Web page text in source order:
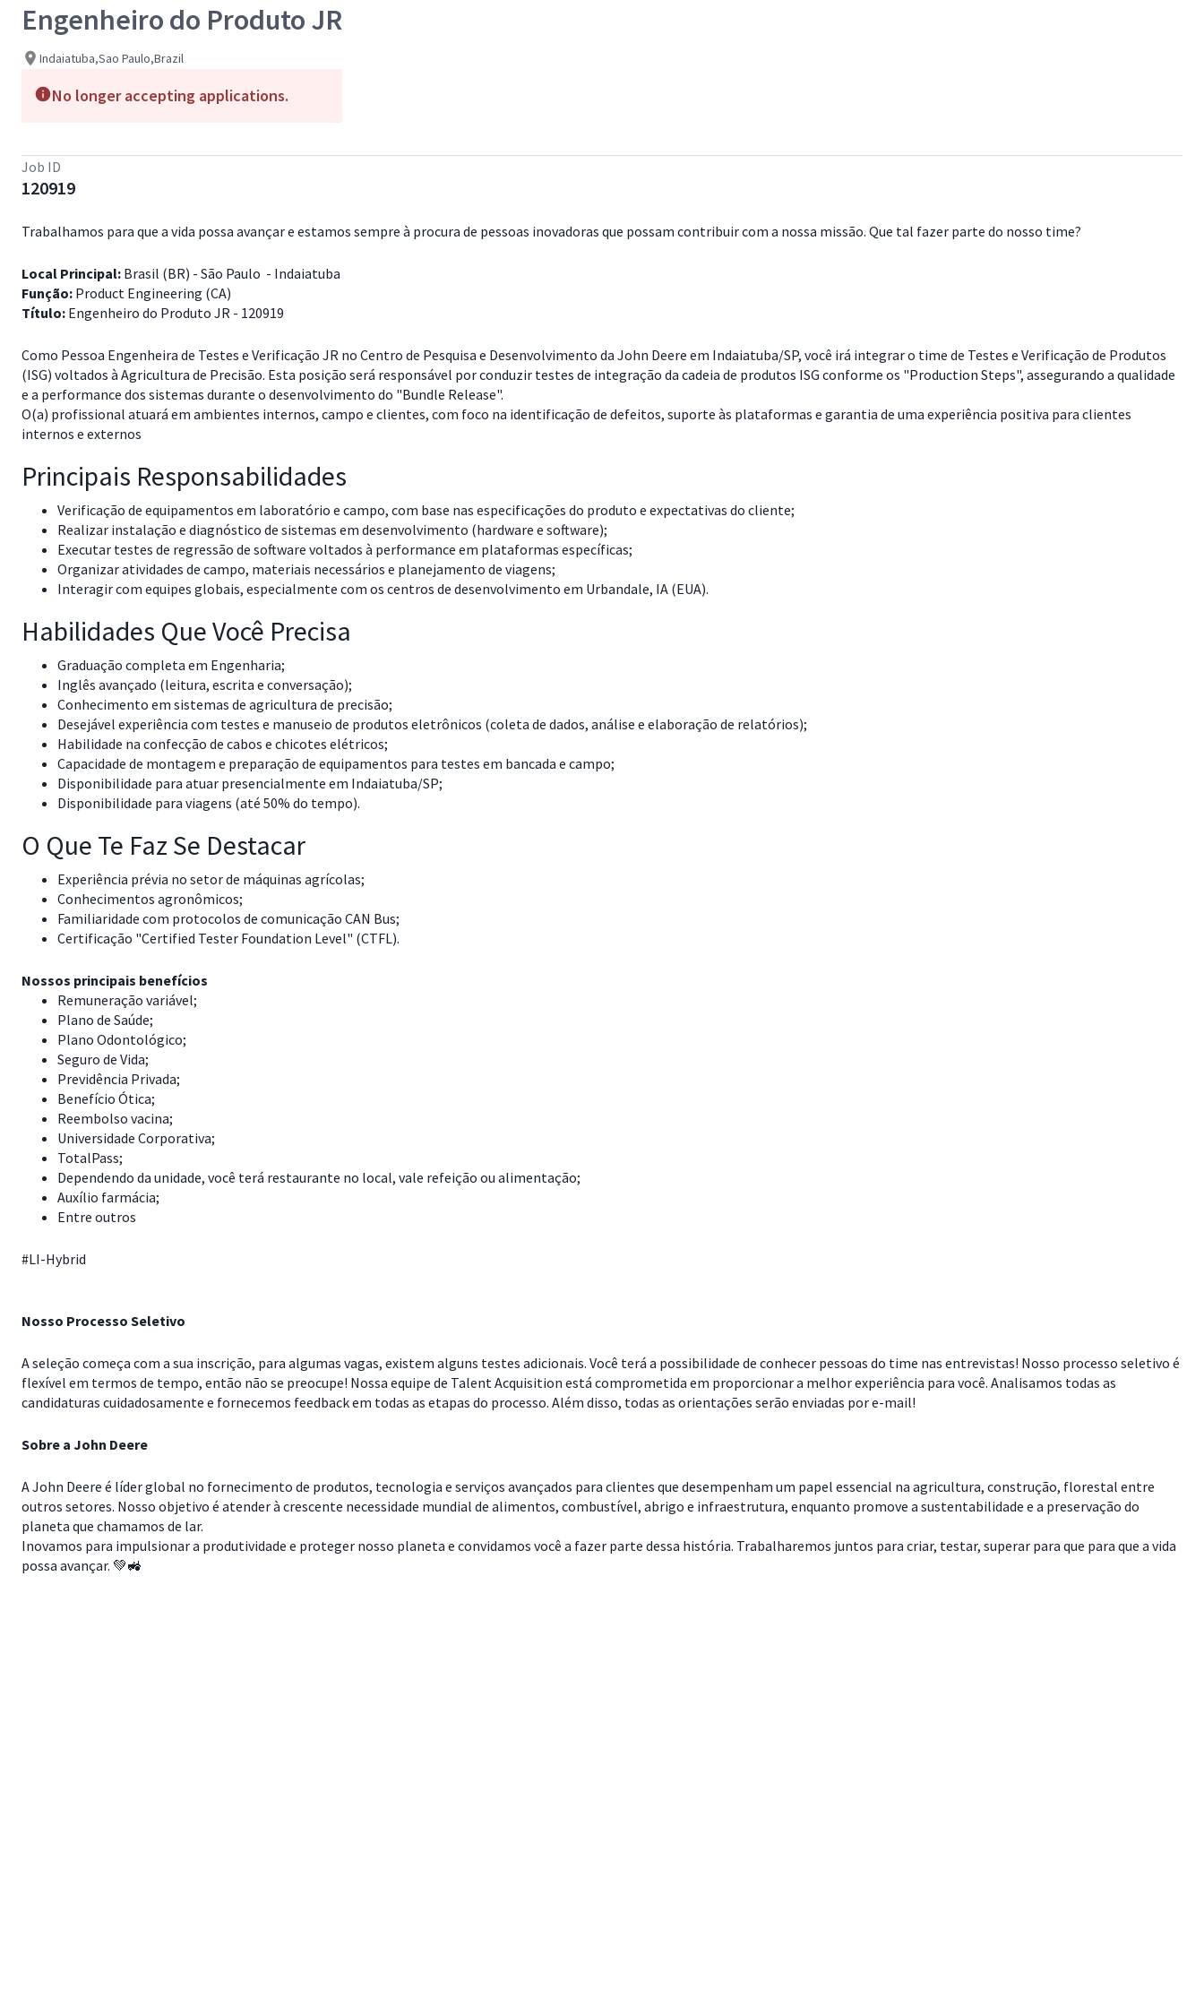
Engenheiro do Produto JR
Indaiatuba,Sao Paulo,Brazil
No longer accepting applications.
Job ID
120919
Trabalhamos para que a vida possa avançar e estamos sempre à procura de pessoas inovadoras que possam contribuir com a nossa missão. Que tal fazer parte do nosso time?
Local Principal: Brasil (BR) - São Paulo - Indaiatuba
Função: Product Engineering (CA)
Título: Engenheiro do Produto JR - 120919
Como Pessoa Engenheira de Testes e Verificação JR no Centro de Pesquisa e Desenvolvimento da John Deere em Indaiatuba/SP, você irá integrar o time de Testes e Verificação de Produtos
(ISG) voltados à Agricultura de Precisão. Esta posição será responsável por conduzir testes de integração da cadeia de produtos ISG conforme os "Production Steps", assegurando a qualidade
e a performance dos sistemas durante o desenvolvimento do "Bundle Release".
O(a) profissional atuará em ambientes internos, campo e clientes, com foco na identificação de defeitos, suporte às plataformas e garantia de uma experiência positiva para clientes
internos e externos
Principais Responsabilidades
Verificação de equipamentos em laboratório e campo, com base nas especificações do produto e expectativas do cliente;
Realizar instalação e diagnóstico de sistemas em desenvolvimento (hardware e software);
Executar testes de regressão de software voltados à performance em plataformas específicas;
Organizar atividades de campo, materiais necessários e planejamento de viagens;
Interagir com equipes globais, especialmente com os centros de desenvolvimento em Urbandale, IA (EUA).
Habilidades Que Você Precisa
Graduação completa em Engenharia;
Inglês avançado (leitura, escrita e conversação);
Conhecimento em sistemas de agricultura de precisão;
Desejável experiência com testes e manuseio de produtos eletrônicos (coleta de dados, análise e elaboração de relatórios);
Habilidade na confecção de cabos e chicotes elétricos;
Capacidade de montagem e preparação de equipamentos para testes em bancada e campo;
Disponibilidade para atuar presencialmente em Indaiatuba/SP;
Disponibilidade para viagens (até 50% do tempo).
O Que Te Faz Se Destacar
Experiência prévia no setor de máquinas agrícolas;
Conhecimentos agronômicos;
Familiaridade com protocolos de comunicação CAN Bus;
Certificação "Certified Tester Foundation Level" (CTFL).
Nossos principais benefícios
Remuneração variável;
Plano de Saúde;
Plano Odontológico;
Seguro de Vida;
Previdência Privada;
Benefício Ótica;
Reembolso vacina;
Universidade Corporativa;
TotalPass;
Dependendo da unidade, você terá restaurante no local, vale refeição ou alimentação;
Auxílio farmácia;
Entre outros
#LI-Hybrid
Nosso Processo Seletivo
A seleção começa com a sua inscrição, para algumas vagas, existem alguns testes adicionais. Você terá a possibilidade de conhecer pessoas do time nas entrevistas! Nosso processo seletivo é
flexível em termos de tempo, então não se preocupe! Nossa equipe de Talent Acquisition está comprometida em proporcionar a melhor experiência para você. Analisamos todas as
candidaturas cuidadosamente e fornecemos feedback em todas as etapas do processo. Além disso, todas as orientações serão enviadas por e-mail!
Sobre a John Deere
A John Deere é líder global no fornecimento de produtos, tecnologia e serviços avançados para clientes que desempenham um papel essencial na agricultura, construção, florestal entre
outros setores. Nosso objetivo é atender à crescente necessidade mundial de alimentos, combustível, abrigo e infraestrutura, enquanto promove a sustentabilidade e a preservação do
planeta que chamamos de lar.
Inovamos para impulsionar a produtividade e proteger nosso planeta e convidamos você a fazer parte dessa história. Trabalharemos juntos para criar, testar, superar para que para que a vida
possa avançar. 💚🚜